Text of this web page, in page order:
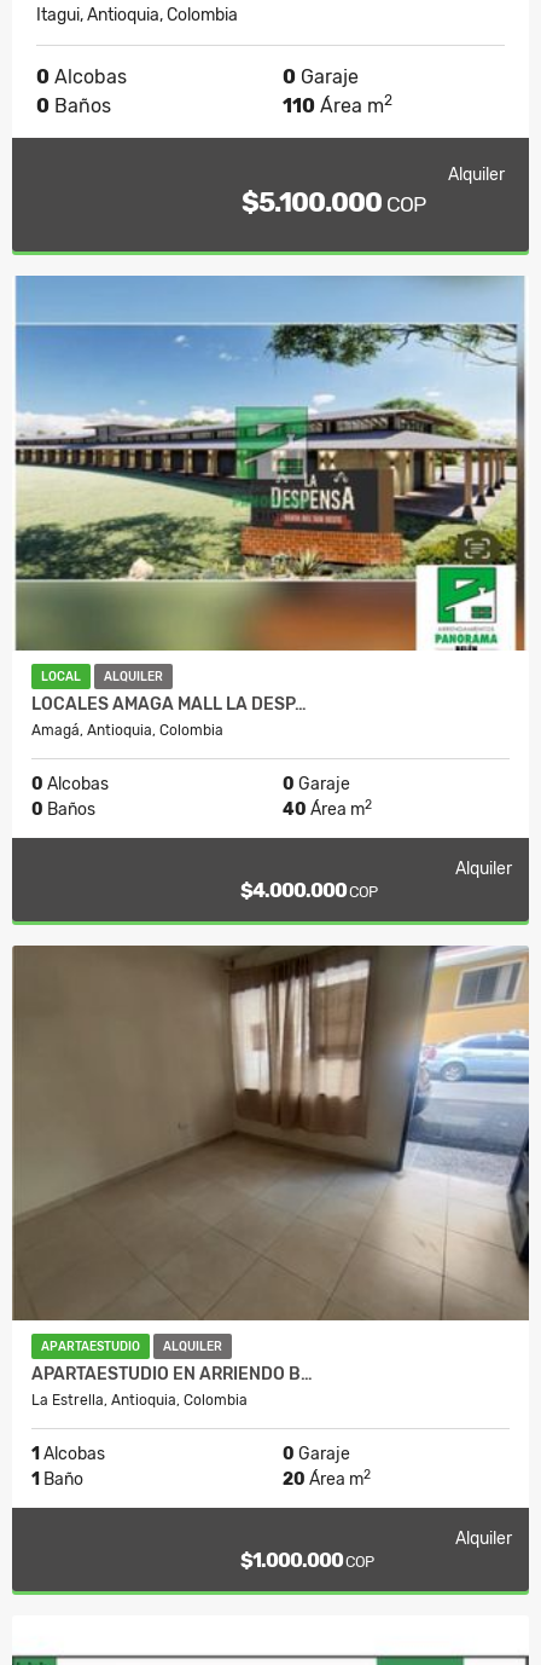
Itagui, Antioquia, Colombia
0 Alcobas 0 Garaje
0 Baños 110 Área m2
Alquiler
$5.100.000 COP
LOCAL ALQUILER
LOCALES AMAGA MALL LA DESP…
Amagá, Antioquia, Colombia
0 Alcobas 0 Garaje
0 Baños 40 Área m2
Alquiler
$4.000.000COP
APARTAESTUDIO ALQUILER
APARTAESTUDIO EN ARRIENDO B…
La Estrella, Antioquia, Colombia
1 Alcobas 0 Garaje
1 Baño 20 Área m2
Alquiler
$1.000.000COP